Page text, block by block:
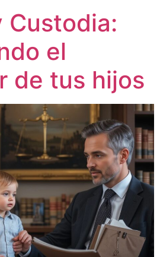
Custodia:
el
de tus hijos